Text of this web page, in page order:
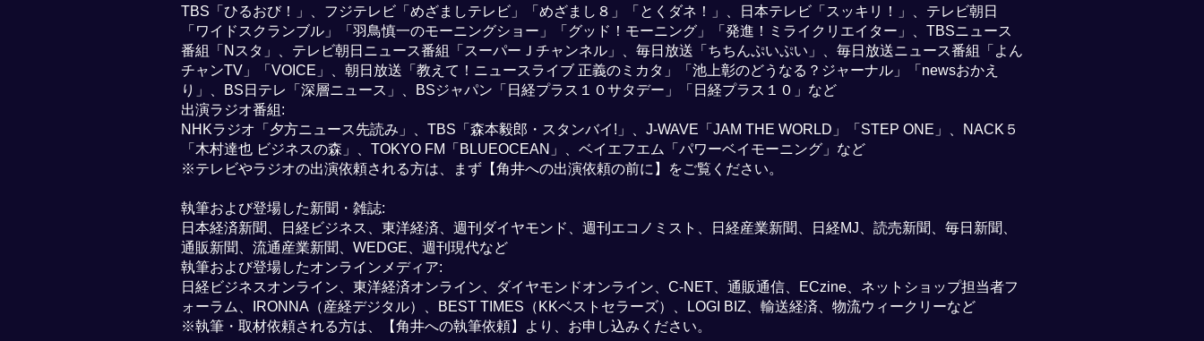
TBS「ひるおび！」、フジテレビ「めざましテレビ」「めざまし８」「とくダネ！」、日本テレビ「スッキリ！」、テレビ朝日
「ワイドスクランブル」「羽鳥慎一のモーニングショー」「グッド！モーニング」「発進！ミライクリエイター」、TBSニュース
番組「Nスタ」、テレビ朝日ニュース番組「スーパーＪチャンネル」、毎日放送「ちちんぷいぷい」、毎日放送ニュース番組「よん
チャンTV」「VOICE」、朝日放送「教えて！ニュースライブ 正義のミカタ」「池上彰のどうなる？ジャーナル」「newsおかえ
り」、BS日テレ「深層ニュース」、BSジャパン「日経プラス１０サタデー」「日経プラス１０」など
出演ラジオ番組:
NHKラジオ「夕方ニュース先読み」、TBS「森本毅郎・スタンバイ!」、J-WAVE「JAM THE WORLD」「STEP ONE」、NACK５
「木村達也 ビジネスの森」、TOKYO FM「BLUEOCEAN」、ベイエフエム「パワーベイモーニング」など
※テレビやラジオの出演依頼される方は、まず【角井への出演依頼の前に】をご覧ください。
執筆および登場した新聞・雑誌:
日本経済新聞、日経ビジネス、東洋経済、週刊ダイヤモンド、週刊エコノミスト、日経産業新聞、日経MJ、読売新聞、毎日新聞、
通販新聞、流通産業新聞、WEDGE、週刊現代など
執筆および登場したオンラインメディア:
日経ビジネスオンライン、東洋経済オンライン、ダイヤモンドオンライン、C-NET、通販通信、ECzine、ネットショップ担当者フ
ォーラム、IRONNA（産経デジタル）、BEST TIMES（KKベストセラーズ）、LOGI BIZ、輸送経済、物流ウィークリーなど
※執筆・取材依頼される方は、【角井への執筆依頼】より、お申し込みください。